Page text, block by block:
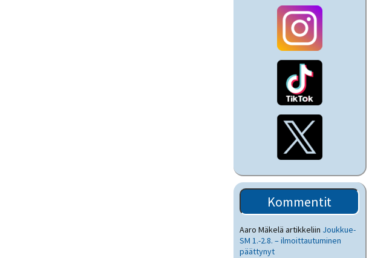
Kommentit
Aaro Mäkelä artikkeliin Joukkue-
SM 1.-2.8. – ilmoittautuminen
päättynyt